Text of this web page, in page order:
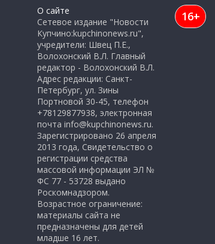
О сайте
Сетевое издание "Новости
Купчино:kupchinonews.ru",
учредители: Швец П.Е.,
Волохонский В.Л. Главный
редактор - Волохонский В.Л.
Адрес редакции: Санкт-
Петербург, ул. Зины
Портновой 30-45, телефон
+78129877938, электронная
почта info@kupchinonews.ru.
Зарегистрировано 26 апреля
2013 года, Свидетельство о
регистрации средства
массовой информации ЭЛ №
ФС 77 - 53728 выдано
Роскомнадзором.
Возрастное ограничение:
материалы сайта не
предназначены для детей
младше 16 лет.
16+